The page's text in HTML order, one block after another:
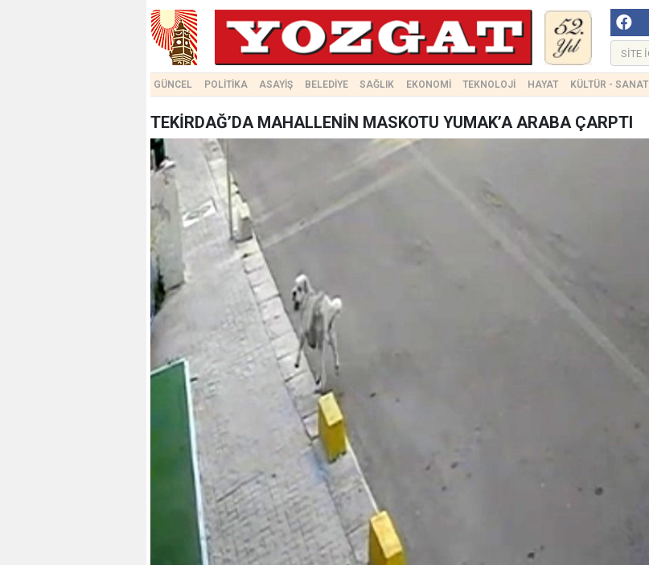
GÜNCEL POLİTİKA ASAYİŞ BELEDİYE SAĞLIK EKONOMİ TEKNOLOJİ HAYAT KÜLTÜR - SANAT
TEKİRDAĞ’DA MAHALLENİN MASKOTU YUMAK’A ARABA ÇARPTI